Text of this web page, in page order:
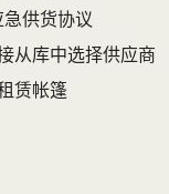
供货协议
从库中选择供应商
赁帐篷